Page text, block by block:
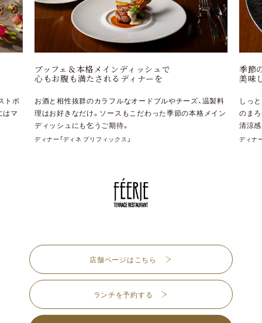
製料
イン
季節の選べるメインディッシュで
美味しくパワーチャージ！
しっとりと焼き上げた上品な味わいの鱸。オリーブオイル
のまろやかさとトマトの酸味との相性が抜群の夏らしい
清涼感あるソースで仕上げました。
ディナー「ディネ プリフィックス」
まる
夏の
ジャ
ーク
ンゴ
ランチ
店舗ページはこちら
ランチを予約する